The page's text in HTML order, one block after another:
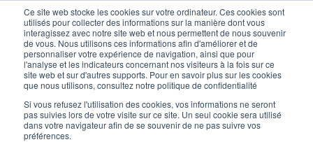
Ce site web stocke les cookies sur votre ordinateur. Ces cookies sont
utilisés pour collecter des informations sur la manière dont vous
interagissez avec notre site web et nous permettent de nous souvenir
de vous. Nous utilisons ces informations afin d'améliorer et de
personnaliser votre expérience de navigation, ainsi que pour
l'analyse et les indicateurs concernant nos visiteurs à la fois sur ce
site web et sur d'autres supports. Pour en savoir plus sur les cookies
que nous utilisons, consultez notre politique de confidentialité
Si vous refusez l'utilisation des cookies, vos informations ne seront
pas suivies lors de votre visite sur ce site. Un seul cookie sera utilisé
dans votre navigateur afin de se souvenir de ne pas suivre vos
préférences.
Devenir élève Devenir Prof